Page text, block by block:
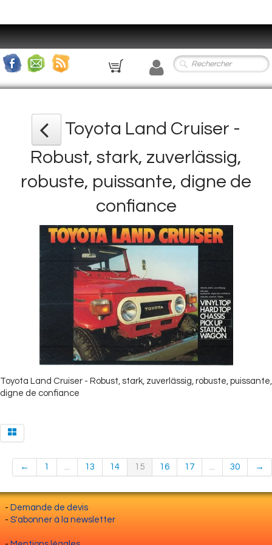
Toyota Land Cruiser -
Robust, stark, zuverlässig,
robuste, puissante, digne de
confiance
Toyota Land Cruiser - Robust, stark, zuverlässig, robuste, puissante,
digne de confiance
← 1 13 14 15 16 17 30 →
- Demande de devis
- S'abonner à la newsletter